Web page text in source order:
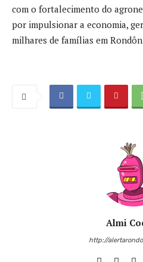
com o fortalecimento do
por impulsionar a economia,
milhares de famílias em
Almi
http://